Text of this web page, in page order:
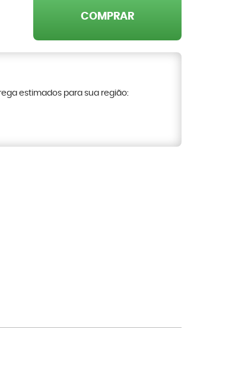
COMPRAR
estimados para sua região: